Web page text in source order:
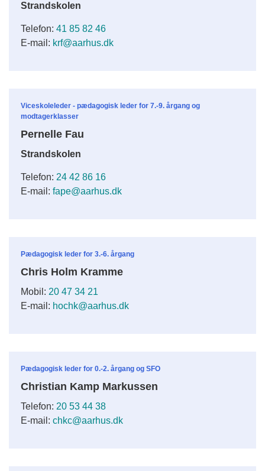
Strandskolen
Telefon: 41 85 82 46
E-mail: krf@aarhus.dk
Viceskoleleder - pædagogisk leder for 7.-9. årgang og
modtagerklasser
Pernelle Fau
Strandskolen
Telefon: 24 42 86 16
E-mail: fape@aarhus.dk
Pædagogisk leder for 3.-6. årgang
Chris Holm Kramme
Mobil: 20 47 34 21
E-mail: hochk@aarhus.dk
Pædagogisk leder for 0.-2. årgang og SFO
Christian Kamp Markussen
Telefon: 20 53 44 38
E-mail: chkc@aarhus.dk